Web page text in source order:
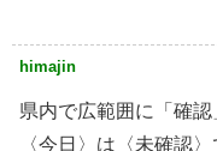
himajin
県内で広範囲に「確認
〈今日〉は〈未確認